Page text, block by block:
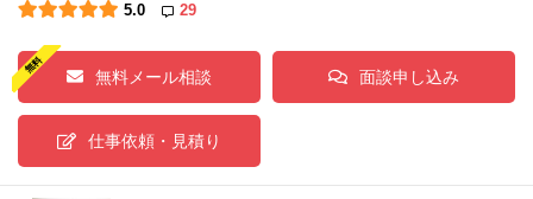
5.0
29
無料メール相談 面談申し込み
仕事依頼・見積り